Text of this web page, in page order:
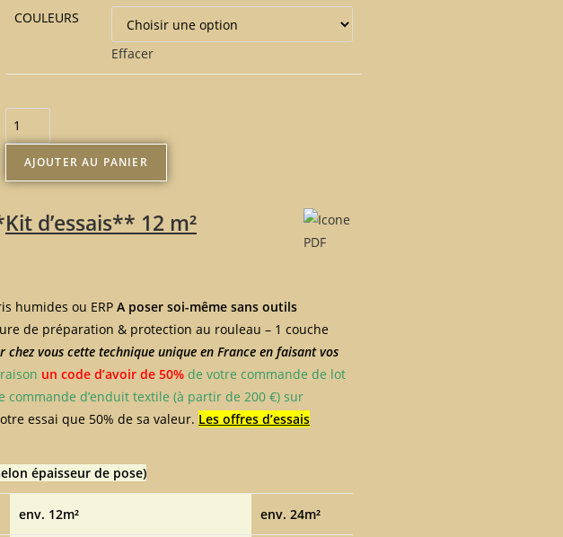
COULEURS
Effacer
AJOUTER AU PANIER
Kit d’essais** 12 m²
humides ou ERP A poser soi-même sans outils
de préparation & protection au rouleau – 1 couche
chez vous cette technique unique en France en faisant vos
un code d’avoir de 50% de votre commande de lot
commande d’enduit textile (à partir de 200 €) sur
essai que 50% de sa valeur. Les offres d’essais
épaisseur de pose)
env. 12m² env. 24m²